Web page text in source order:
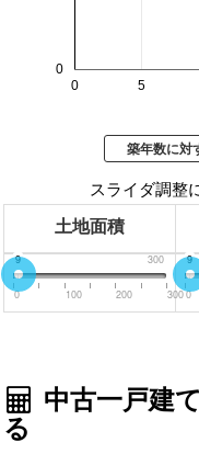
0 5
0
築年数に対
スライダ調整
土地面積
0 300
9
0 100 200 300
0
9
0
中古一戸建
る